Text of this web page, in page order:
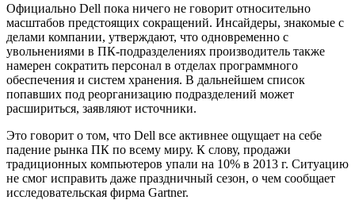
Официально Dell пока ничего не говорит относительно
масштабов предстоящих сокращений. Инсайдеры, знакомые с
делами компании, утверждают, что одновременно с
увольнениями в ПК-подразделениях производитель также
намерен сократить персонал в отделах программного
обеспечения и систем хранения. В дальнейшем список
попавших под реорганизацию подразделений может
расшириться, заявляют источники.
Это говорит о том, что Dell все активнее ощущает на себе
падение рынка ПК по всему миру. К слову, продажи
традиционных компьютеров упали на 10% в 2013 г. Ситуацию
не смог исправить даже праздничный сезон, о чем сообщает
исследовательская фирма Gartner.